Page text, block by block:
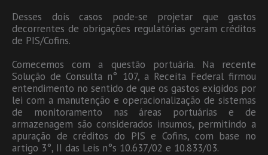
Desses dois casos pode-se projetar que gastos
decorrentes de obrigações regulatórias geram créditos
de PIS/Cofins.
Comecemos com a questão portuária. Na recente
Solução de Consulta n° 107, a Receita Federal firmou
entendimento no sentido de que os gastos exigidos por
lei com a manutenção e operacionalização de sistemas
de monitoramento nas áreas portuárias e de
armazenagem são considerados insumos, permitindo a
apuração de créditos do PIS e Cofins, com base no
artigo 3°, II das Leis n°s 10.637/02 e 10.833/03.